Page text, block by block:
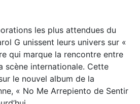
les plus attendues du
G unissent leurs univers sur «
qui marque la rencontre entre
scène internationale. Cette
le nouvel album de la
« No Me Arrepiento de Sentir